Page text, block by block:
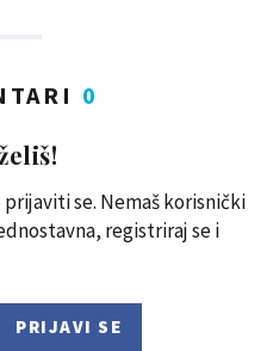
0
se. Nemaš korisnički
registriraj se i
PRIJAVI SE